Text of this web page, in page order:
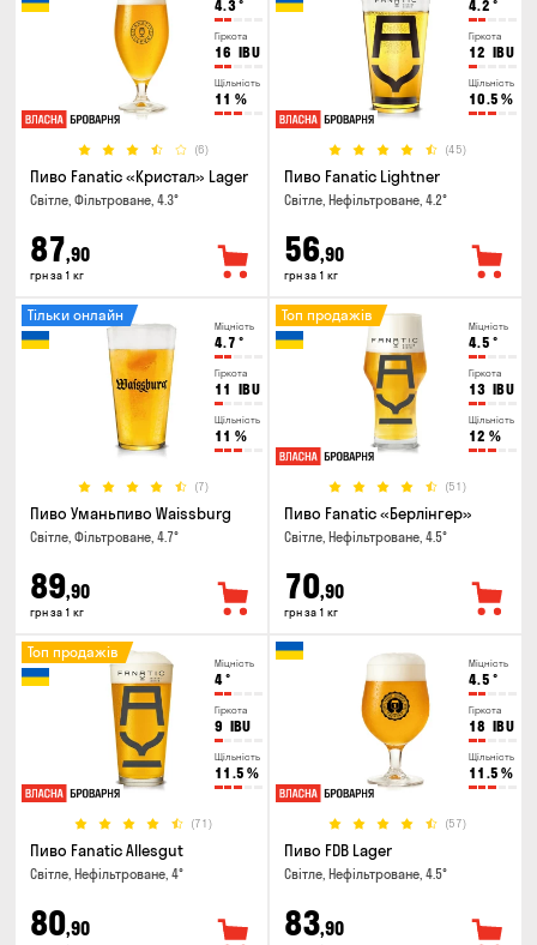
4.3°
Гіркота
16 IBU
Щільність
11 %
(6)
Пиво Fanatic «Кристал» Lager
Світле, Фільтроване, 4.3°
87,90
грн за 1 кг
4.2 °
Гіркота
12 IBU
Щільність
10.5 %
(45)
Пиво Fanatic Lightner
Світле, Нефільтроване, 4.2°
56,90
грн за 1 кг
Міцність
4.7 °
Гіркота
11 IBU
Щільність
11 %
(7)
Тільки онлайн
Пиво Уманьпиво Waissburg
Світле, Фільтроване, 4.7°
89,90
грн за 1 кг
Міцність
4.5 °
Гіркота
13 IBU
Щільність
12 %
(51)
Топ продажів
Пиво Fanatic «Берлінгер»
Світле, Нефільтроване, 4.5°
70,90
грн за 1 кг
Міцність
4°
Гіркота
9 IBU
Щільність
11.5 %
(71)
Топ продажів
Пиво Fanatic Allesgut
Світле, Нефільтроване, 4°
80,90
Міцність
4.5 °
Гіркота
18 IBU
Щільність
11.5 %
(57)
Пиво FDB Lager
Світле, Нефільтроване, 4.5°
83,90